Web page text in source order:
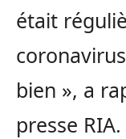
était
bien », a
presse